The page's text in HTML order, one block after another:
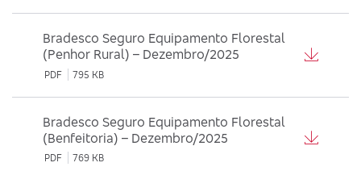
Bradesco Seguro Equipamento Florestal
(Penhor Rural) – Dezembro/2025
PDF 795 KB
Bradesco Seguro Equipamento Florestal
(Benfeitoria) – Dezembro/2025
PDF 769 KB